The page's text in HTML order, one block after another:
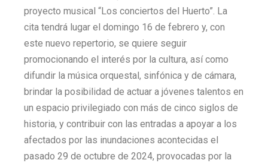
proyecto musical “Los conciertos del Huerto”. La
cita tendrá lugar el domingo 16 de febrero y, con
este nuevo repertorio, se quiere seguir
promocionando el interés por la cultura, así como
difundir la música orquestal, sinfónica y de cámara,
brindar la posibilidad de actuar a jóvenes talentos en
un espacio privilegiado con más de cinco siglos de
historia, y contribuir con las entradas a apoyar a los
afectados por las inundaciones acontecidas el
pasado 29 de octubre de 2024, provocadas por la